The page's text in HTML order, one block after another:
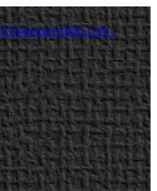
Elsotanoperdido.com -